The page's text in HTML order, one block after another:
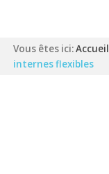
Vous êtes ici:Accueil
internes flexibles